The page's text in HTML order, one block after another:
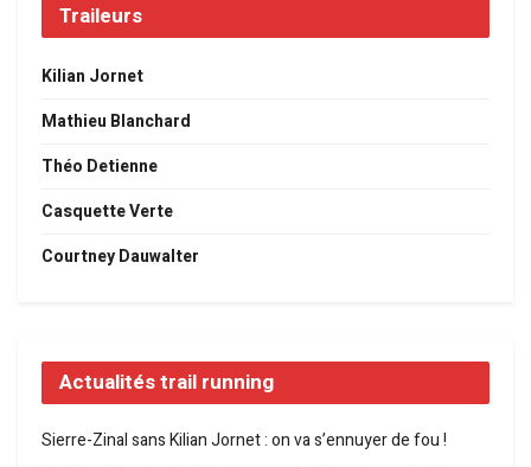
Traileurs
Kilian Jornet
Mathieu Blanchard
Théo Detienne
Casquette Verte
Courtney Dauwalter
Actualités trail running
Sierre-Zinal sans Kilian Jornet : on va s’ennuyer de fou !